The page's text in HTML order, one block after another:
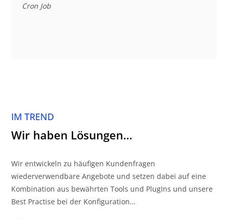
Cron Job
IM TREND
Wir haben Lösungen…
Wir entwickeln zu häufigen Kundenfragen
wiederverwendbare Angebote und setzen dabei auf eine
Kombination aus bewährten Tools und PlugIns und unsere
Best Practise bei der Konfiguration…